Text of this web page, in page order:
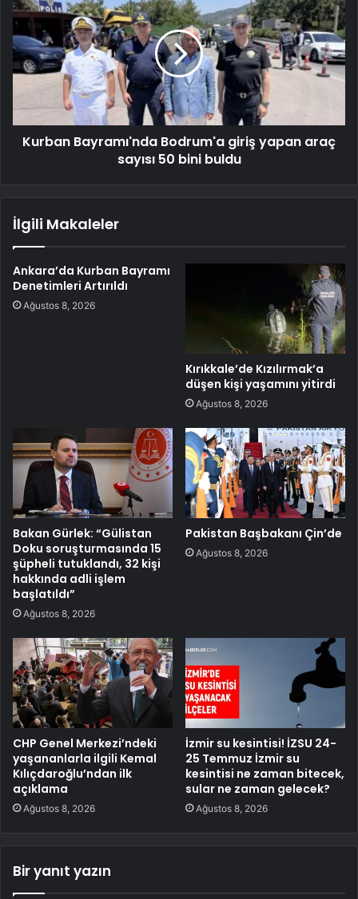
Kurban Bayramı'nda Bodrum'a giriş yapan araç
sayısı 50 bini buldu
İlgili Makaleler
Ankara’da Kurban Bayramı
Denetimleri Artırıldı
Ağustos 8, 2026
Kırıkkale’de Kızılırmak’a
düşen kişi yaşamını yitirdi
Ağustos 8, 2026
Bakan Gürlek: “Gülistan
Doku soruşturmasında 15
şüpheli tutuklandı, 32 kişi
hakkında adli işlem
başlatıldı”
Ağustos 8, 2026
Pakistan Başbakanı Çin’de
Ağustos 8, 2026
CHP Genel Merkezi’ndeki
yaşananlarla ilgili Kemal
Kılıçdaroğlu’ndan ilk
açıklama
Ağustos 8, 2026
İzmir su kesintisi! İZSU 24-
25 Temmuz İzmir su
kesintisi ne zaman bitecek,
sular ne zaman gelecek?
Ağustos 8, 2026
Bir yanıt yazın